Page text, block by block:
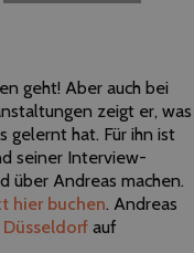
geht! Aber auch bei
zeigt er, was
gelernt hat. Für ihn ist
seiner Interview-
über Andreas machen.
hier buchen. Andreas
Düsseldorf auf